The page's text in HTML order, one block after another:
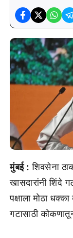
मुंबई : शिवसेना
खासदारांनी
पक्षाला मोठा
गटासाठी